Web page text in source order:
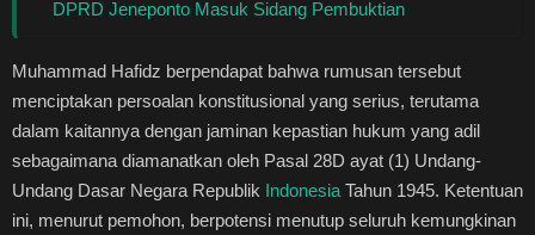
Environmental
DPRD Jeneponto Masuk Sidang Pembuktian
Muhammad Hafidz berpendapat bahwa rumusan tersebut
menciptakan persoalan konstitusional yang serius, terutama
dalam kaitannya dengan jaminan kepastian hukum yang adil
sebagaimana diamanatkan oleh Pasal 28D ayat (1) Undang-
Undang Dasar Negara Republik Indonesia Tahun 1945. Ketentuan
ini, menurut pemohon, berpotensi menutup seluruh kemungkinan